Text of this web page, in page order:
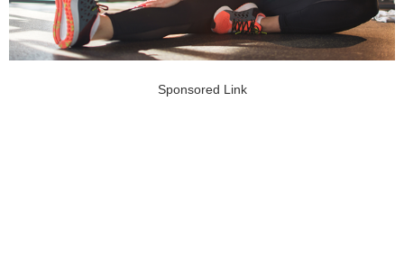
Sponsored Link